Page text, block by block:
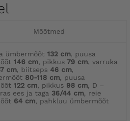
Mõõtmed
ümbermõõt 132 cm, puusa
146 cm, pikkus 79 cm, varruka
cm, biitseps 46 cm,
80-118 cm, puusa
122 cm, pikkus 98 cm, D –
ees ja taga 36/44 cm, reie
64 cm, pahkluu ümbermõõt